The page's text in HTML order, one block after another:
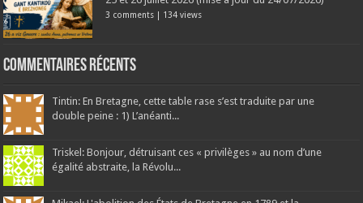
3 comments | 134 views
Commentaires récents
Tintin: En Bretagne, cette table rase s’est traduite par une
double peine : 1) L’anéanti...
Triskel: Bonjour, détruisant ces « privilèges » au nom d’une
égalité abstraite, la Révolu...